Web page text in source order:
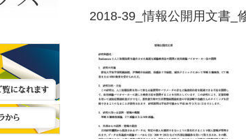
2018-39_情報公開用文書_